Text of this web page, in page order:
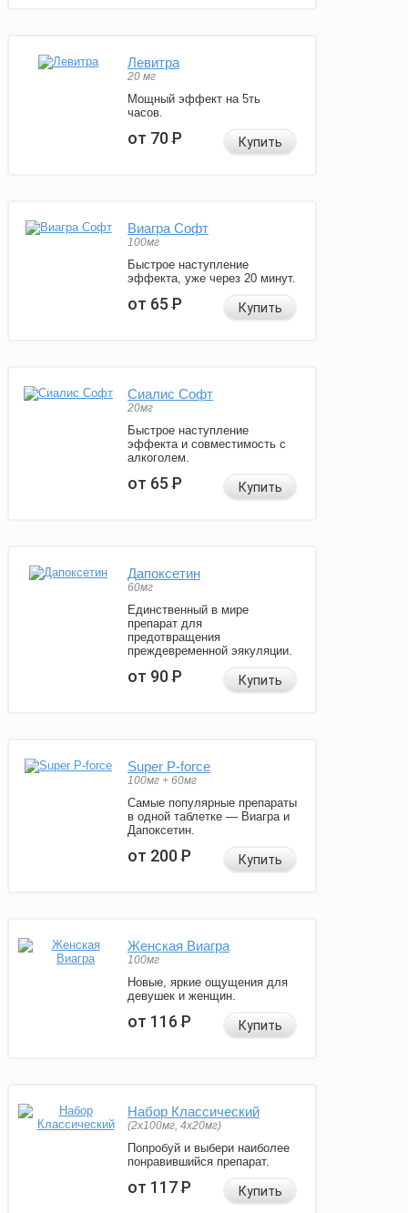
Левитра
20 мг
Мощный эффект на 5ть
часов.
от 70Р Купить
Виагра Софт
100мг
Быстрое наступление
эффекта, уже через 20 минут.
от 65Р Купить
Сиалис Софт
20мг
Быстрое наступление
эффекта и совместимость с
алкоголем.
от 65Р Купить
Дапоксетин
60мг
Единственный в мире
препарат для
предотвращения
преждевременной эякуляции.
от 90Р Купить
Super P-force
100мг + 60мг
Самые популярные препараты
в одной таблетке — Виагра и
Дапоксетин.
от 200Р Купить
Женская Виагра
100мг
Новые, яркие ощущения для
девушек и женщин.
от 116Р Купить
Набор Классический
(2x100мг, 4x20мг)
Попробуй и выбери наиболее
понравившийся препарат.
от 117Р Купить